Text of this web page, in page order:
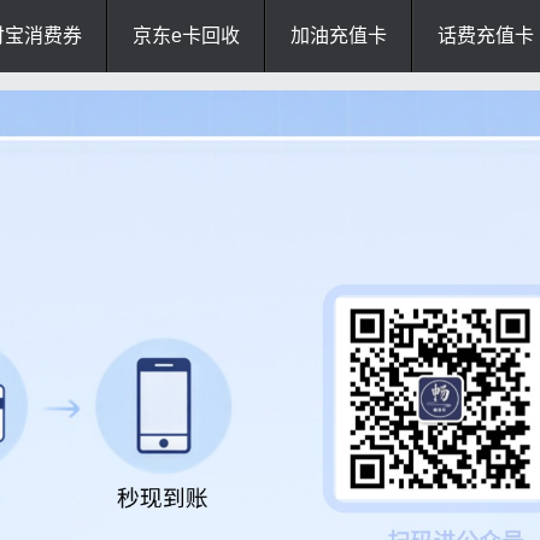
宝消费券 京东e卡回收 加油充值卡 话费充值卡